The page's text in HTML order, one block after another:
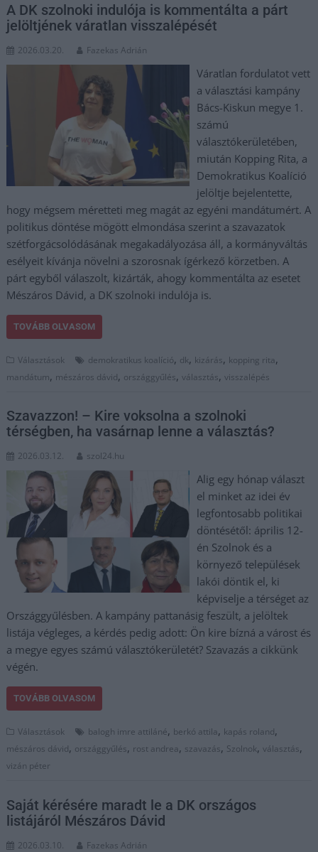
A DK szolnoki indulója is kommentálta a párt
jelöltjének váratlan visszalépését
2026.03.20. Fazekas Adrián
Váratlan fordulatot vett
a választási kampány
Bács-Kiskun megye 1.
számú
választókerületében,
miután Kopping Rita, a
Demokratikus Koalíció
jelöltje bejelentette,
hogy mégsem méretteti meg magát az egyéni mandátumért. A
politikus döntése mögött elmondása szerint a szavazatok
szétforgácsolódásának megakadályozása áll, a kormányváltás
esélyeit kívánja növelni a szorosnak ígérkező körzetben. A
párt egyből válaszolt, kizárták, ahogy kommentálta az esetet
Mészáros Dávid, a DK szolnoki indulója is.
TOVÁBB OLVASOM
Választások demokratikus koalíció, dk, kizárás, kopping rita,
mandátum, mészáros dávid, országgyűlés,választás,visszalépés
Szavazzon! – Kire voksolna a szolnoki
térségben, ha vasárnap lenne a választás?
2026.03.12. szol24.hu
Alig egy hónap választ
el minket az idei év
legfontosabb politikai
döntésétől: április 12-
én Szolnok és a
környező települések
lakói döntik el, ki
képviselje a térséget az
Országgyűlésben. A kampány pattanásig feszült, a jelöltek
listája végleges, a kérdés pedig adott: Ön kire bízná a várost és
a megye egyes számú választókerületét? Szavazás a cikkünk
végén.
TOVÁBB OLVASOM
Választások balogh imre attiláné, berkó attila, kapás roland,
mészáros dávid, országgyűlés, rost andrea, szavazás, Szolnok,választás,
vizán péter
Saját kérésére maradt le a DK országos
listájáról Mészáros Dávid
2026.03.10. Fazekas Adrián